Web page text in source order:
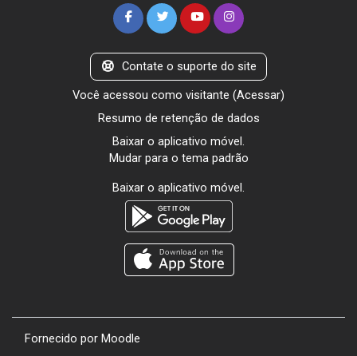
Contate o suporte do site
Você acessou como visitante (Acessar)
Resumo de retenção de dados
Baixar o aplicativo móvel.
Mudar para o tema padrão
Baixar o aplicativo móvel.
Fornecido por Moodle